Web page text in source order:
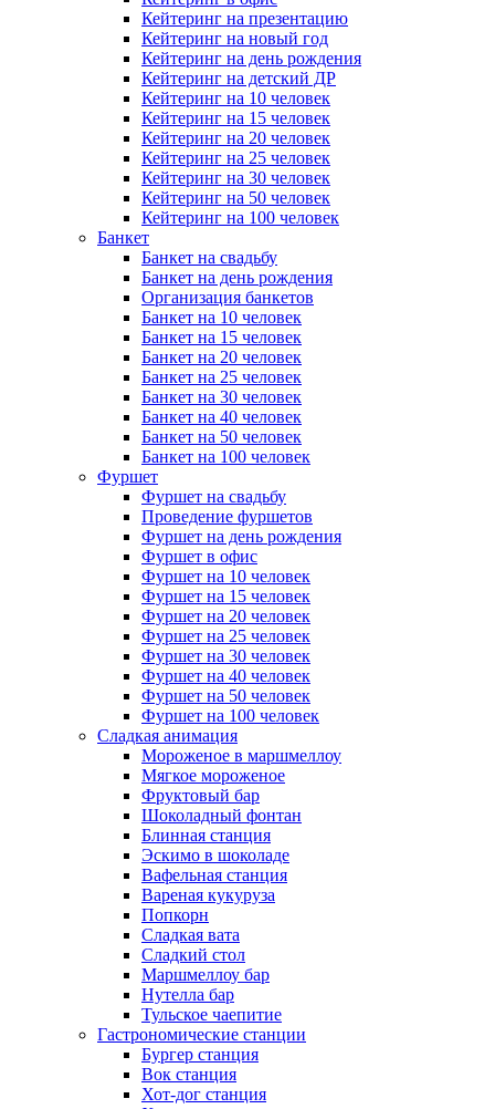
Кейтеринг на презентацию
Кейтеринг на новый год
Кейтеринг на день рождения
Кейтеринг на детский ДР
Кейтеринг на 10 человек
Кейтеринг на 15 человек
Кейтеринг на 20 человек
Кейтеринг на 25 человек
Кейтеринг на 30 человек
Кейтеринг на 50 человек
Кейтеринг на 100 человек
Банкет
Банкет на свадьбу
Банкет на день рождения
Организация банкетов
Банкет на 10 человек
Банкет на 15 человек
Банкет на 20 человек
Банкет на 25 человек
Банкет на 30 человек
Банкет на 40 человек
Банкет на 50 человек
Банкет на 100 человек
Фуршет
Фуршет на свадьбу
Проведение фуршетов
Фуршет на день рождения
Фуршет в офис
Фуршет на 10 человек
Фуршет на 15 человек
Фуршет на 20 человек
Фуршет на 25 человек
Фуршет на 30 человек
Фуршет на 40 человек
Фуршет на 50 человек
Фуршет на 100 человек
Сладкая анимация
Мороженое в маршмеллоу
Мягкое мороженое
Фруктовый бар
Шоколадный фонтан
Блинная станция
Эскимо в шоколаде
Вафельная станция
Вареная кукуруза
Попкорн
Сладкая вата
Сладкий стол
Маршмеллоу бар
Нутелла бар
Тульское чаепитие
Гастрономические станции
Бургер станция
Вок станция
Хот-дог станция